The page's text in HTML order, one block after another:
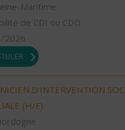
Maritime
de CDI ou CDD
2026
D’INTERVENTION
(H/F)